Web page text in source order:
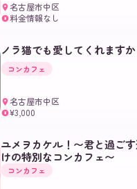
名古屋市中区
¥ 料金情報なし
ノラ猫でも愛してくれますか
コンカフェ
名古屋市中区
¥ ¥3,000
ユメヲカケル！〜君と過ご
けの特別なコンカフェ〜
コンカフェ